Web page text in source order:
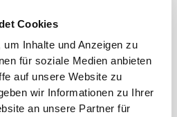
Cookies
Inhalte und Anzeigen zu
für soziale Medien anbieten
auf unsere Website zu
wir Informationen zu Ihrer
an unsere Partner für
Alles